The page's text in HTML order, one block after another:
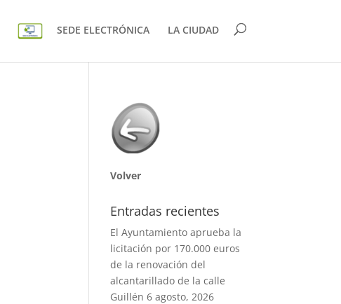
SEDE ELECTRÓNICA LA CIUDAD
Volver
Entradas recientes
El Ayuntamiento aprueba la
licitación por 170.000 euros
de la renovación del
alcantarillado de la calle
Guillén 6 agosto, 2026